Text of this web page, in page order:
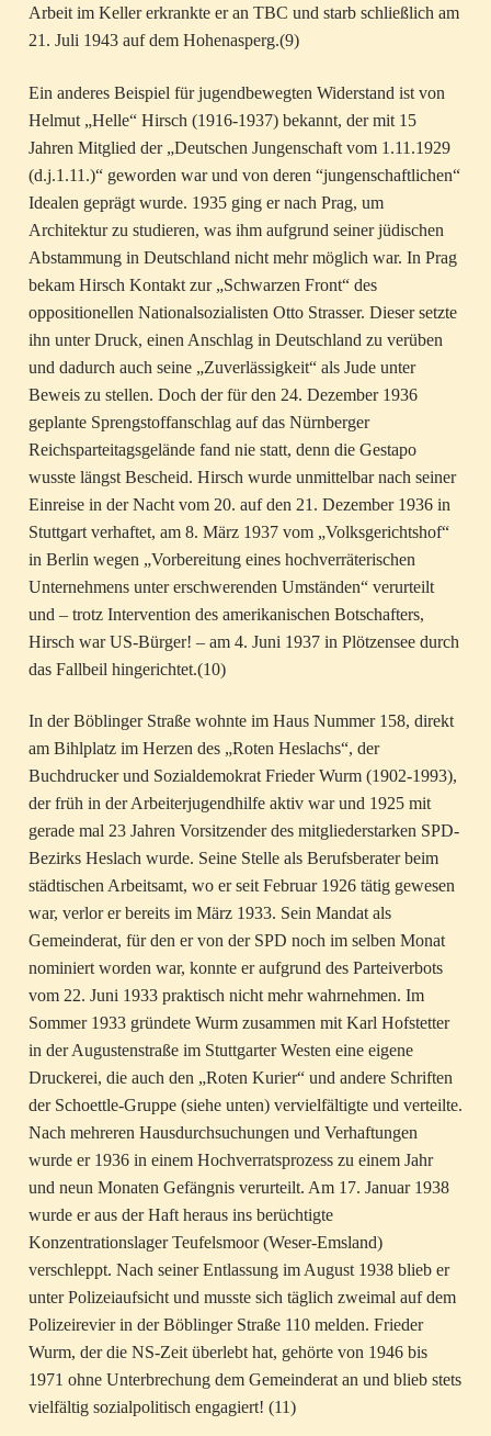
Arbeit im Keller erkrankte er an TBC und starb schließlich am
21. Juli 1943 auf dem Hohenasperg.(9)
Ein anderes Beispiel für jugendbewegten Widerstand ist von
Helmut „Helle“ Hirsch (1916-1937) bekannt, der mit 15
Jahren Mitglied der „Deutschen Jungenschaft vom 1.11.1929
(d.j.1.11.)“ geworden war und von deren “jungenschaftlichen“
Idealen geprägt wurde. 1935 ging er nach Prag, um
Architektur zu studieren, was ihm aufgrund seiner jüdischen
Abstammung in Deutschland nicht mehr möglich war. In Prag
bekam Hirsch Kontakt zur „Schwarzen Front“ des
oppositionellen Nationalsozialisten Otto Strasser. Dieser setzte
ihn unter Druck, einen Anschlag in Deutschland zu verüben
und dadurch auch seine „Zuverlässigkeit“ als Jude unter
Beweis zu stellen. Doch der für den 24. Dezember 1936
geplante Sprengstoffanschlag auf das Nürnberger
Reichsparteitagsgelände fand nie statt, denn die Gestapo
wusste längst Bescheid. Hirsch wurde unmittelbar nach seiner
Einreise in der Nacht vom 20. auf den 21. Dezember 1936 in
Stuttgart verhaftet, am 8. März 1937 vom „Volksgerichtshof“
in Berlin wegen „Vorbereitung eines hochverräterischen
Unternehmens unter erschwerenden Umständen“ verurteilt
und – trotz Intervention des amerikanischen Botschafters,
Hirsch war US-Bürger! – am 4. Juni 1937 in Plötzensee durch
das Fallbeil hingerichtet.(10)
In der Böblinger Straße wohnte im Haus Nummer 158, direkt
am Bihlplatz im Herzen des „Roten Heslachs“, der
Buchdrucker und Sozialdemokrat Frieder Wurm (1902-1993),
der früh in der Arbeiterjugendhilfe aktiv war und 1925 mit
gerade mal 23 Jahren Vorsitzender des mitgliederstarken SPD-
Bezirks Heslach wurde. Seine Stelle als Berufsberater beim
städtischen Arbeitsamt, wo er seit Februar 1926 tätig gewesen
war, verlor er bereits im März 1933. Sein Mandat als
Gemeinderat, für den er von der SPD noch im selben Monat
nominiert worden war, konnte er aufgrund des Parteiverbots
vom 22. Juni 1933 praktisch nicht mehr wahrnehmen. Im
Sommer 1933 gründete Wurm zusammen mit Karl Hofstetter
in der Augustenstraße im Stuttgarter Westen eine eigene
Druckerei, die auch den „Roten Kurier“ und andere Schriften
der Schoettle-Gruppe (siehe unten) vervielfältigte und verteilte.
Nach mehreren Hausdurchsuchungen und Verhaftungen
wurde er 1936 in einem Hochverratsprozess zu einem Jahr
und neun Monaten Gefängnis verurteilt. Am 17. Januar 1938
wurde er aus der Haft heraus ins berüchtigte
Konzentrationslager Teufelsmoor (Weser-Emsland)
verschleppt. Nach seiner Entlassung im August 1938 blieb er
unter Polizeiaufsicht und musste sich täglich zweimal auf dem
Polizeirevier in der Böblinger Straße 110 melden. Frieder
Wurm, der die NS-Zeit überlebt hat, gehörte von 1946 bis
1971 ohne Unterbrechung dem Gemeinderat an und blieb stets
vielfältig sozialpolitisch engagiert! (11)